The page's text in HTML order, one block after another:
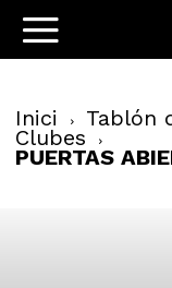
Inici Tablón
Clubes
PUERTAS